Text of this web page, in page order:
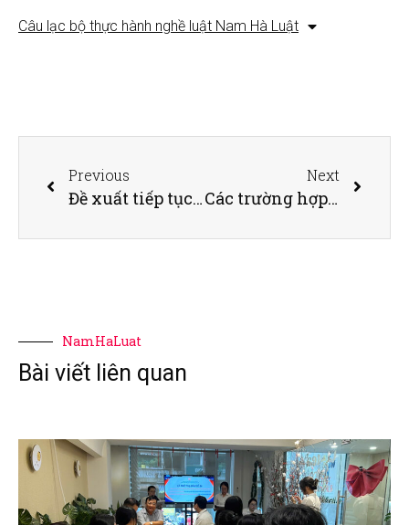
Câu lạc bộ thực hành nghề luật Nam Hà Luật
Previous
Đề xuất tiếp tục gia hạn thời hạn nộp thuế, tiền thuê đất
Next
Các trường hợp chấm dứt hợp đồng lao động do COVID-19
NamHaLuat
Bài viết liên quan